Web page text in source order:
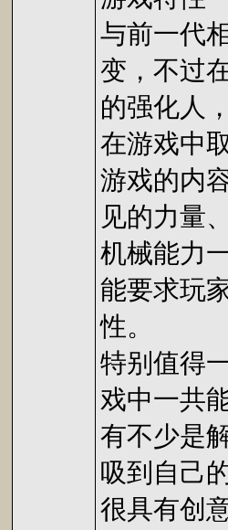
与前一代
变，不过
的强化人
在游戏中
游戏的内
见的力量
机械能力
能要求玩
性。
特别值得
戏中一共
有不少是
吸到自己
很具有创